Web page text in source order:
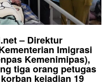
– Direktur
Imigrasi
Kemenimipas),
tiga orang petugas
kejadian 19